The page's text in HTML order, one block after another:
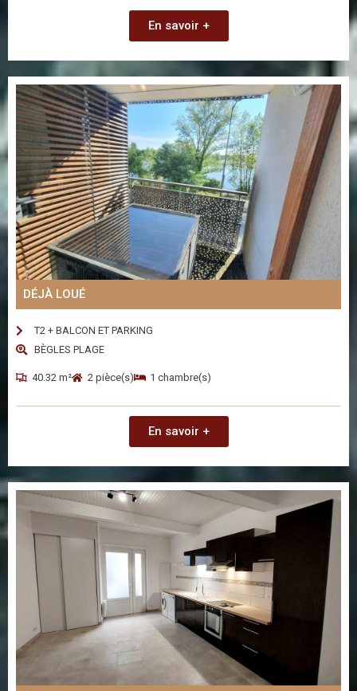
En savoir +
DÉJÀ LOUÉ
T2 + BALCON ET PARKING
BÈGLES PLAGE
40.32 m² 2 pièce(s) 1 chambre(s)
En savoir +